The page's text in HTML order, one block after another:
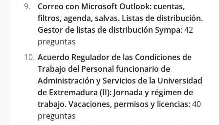
Correo con Microsoft Outlook: cuentas,
filtros, agenda, salvas. Listas de distribución.
Gestor de listas de distribución Sympa:42
preguntas
Acuerdo Regulador de las Condiciones de
Trabajo del Personal funcionario de
Administración y Servicios de la Universidad
de Extremadura (II): Jornada y régimen de
trabajo. Vacaciones, permisos y licencias:40
preguntas